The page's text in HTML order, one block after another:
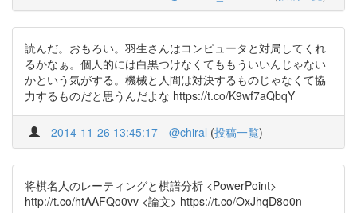
読んだ。おもろい。羽生さんはコンピュータと対局してくれ
るかなぁ。個人的には白黒つけなくてももういいんじゃない
かという気がする。機械と人間は対決するものじゃなくて協
力するものだと思うんだよな https://t.co/K9wf7aQbqY
2014-11-26 13:45:17 @chiral (投稿一覧)
将棋名人のレーティングと棋譜分析 <PowerPoint>
http://t.co/htAAFQo0vv <論文> https://t.co/OxJhqD8o0n